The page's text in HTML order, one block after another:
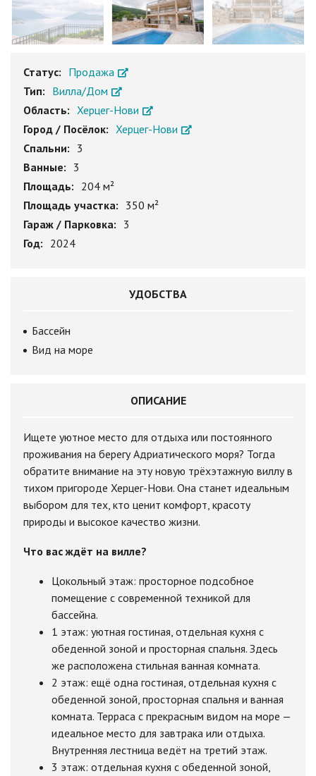
Статус: Продажа
Тип: Вилла/Дом
Область: Херцег-Нови
Город / Посёлок: Херцег-Нови
Спальни: 3
Ванные: 3
Площадь: 204 м²
Площадь участка: 350 м²
Гараж / Парковка: 3
Год: 2024
УДОБСТВА
Бассейн
Вид на море
ОПИСАНИЕ
Ищете уютное место для отдыха или постоянного
проживания на берегу Адриатического моря? Тогда
обратите внимание на эту новую трёхэтажную виллу в
тихом пригороде Херцег-Нови. Она станет идеальным
выбором для тех, кто ценит комфорт, красоту
природы и высокое качество жизни.
Что вас ждёт на вилле?
Цокольный этаж: просторное подсобное
помещение с современной техникой для
бассейна.
1 этаж: уютная гостиная, отдельная кухня с
обеденной зоной и просторная спальня. Здесь
же расположена стильная ванная комната.
2 этаж: ещё одна гостиная, отдельная кухня с
обеденной зоной, просторная спальня и ванная
комната. Терраса с прекрасным видом на море —
идеальное место для завтрака или отдыха.
Внутренняя лестница ведёт на третий этаж.
3 этаж: отдельная кухня с обеденной зоной,